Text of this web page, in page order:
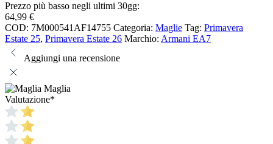
Prezzo più basso negli ultimi 30gg:
64,99 €
COD: 7M000541AF14755 Categoria: Maglie Tag: Primavera
Estate 25, Primavera Estate 26 Marchio: Armani EA7
Aggiungi una recensione
Maglia
Valutazione*